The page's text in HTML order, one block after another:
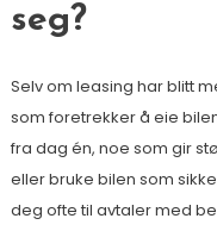
seg?
Selv om leasing har blitt
som foretrekker å eie
fra dag én, noe som gir
eller bruke bilen som
deg ofte til avtaler med